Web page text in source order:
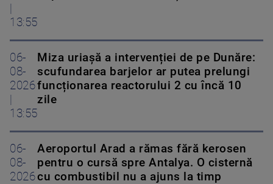
13:55
06-
08-
2026
13:55
Miza uriașă a intervenției de pe Dunăre:
scufundarea barjelor ar putea prelungi
funcționarea reactorului 2 cu încă 10
zile
06-
08-
2026
Aeroportul Arad a rămas fără kerosen
pentru o cursă spre Antalya. O cisternă
cu combustibil nu a ajuns la timp